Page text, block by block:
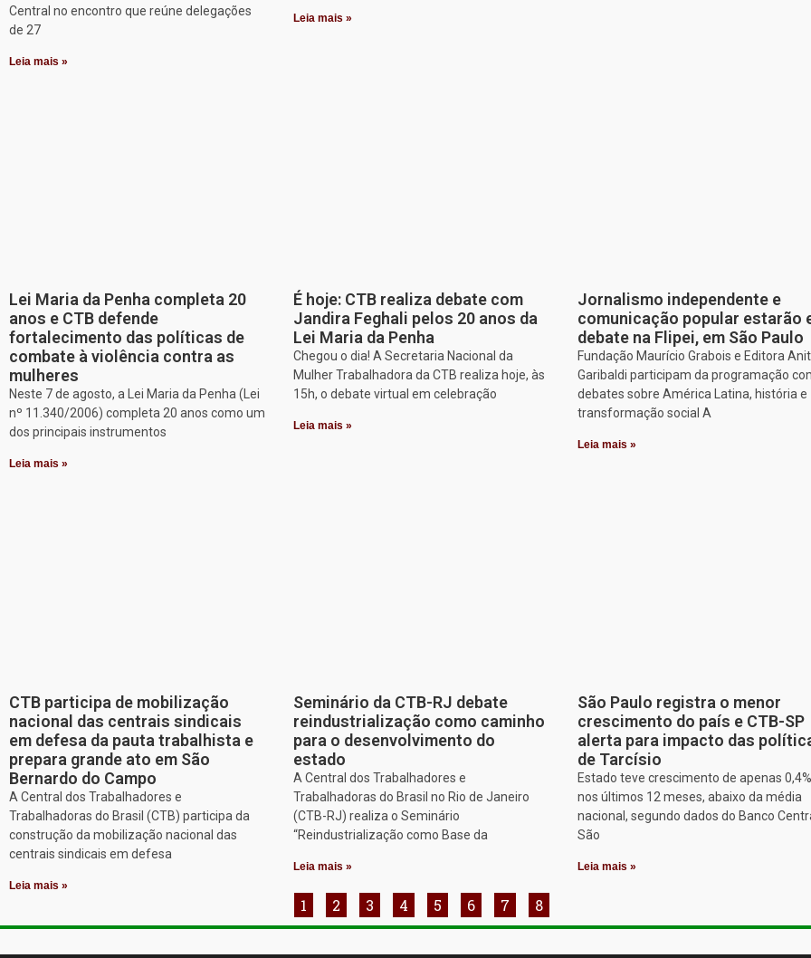
Central no encontro que reúne delegações
de 27
Leia mais »
Leia mais »
Lei Maria da Penha completa 20
anos e CTB defende
fortalecimento das políticas de
combate à violência contra as
mulheres
Neste 7 de agosto, a Lei Maria da Penha (Lei
nº 11.340/2006) completa 20 anos como um
dos principais instrumentos
Leia mais »
É hoje: CTB realiza debate com
Jandira Feghali pelos 20 anos da
Lei Maria da Penha
Chegou o dia! A Secretaria Nacional da
Mulher Trabalhadora da CTB realiza hoje, às
15h, o debate virtual em celebração
Leia mais »
Jornalismo independente e
comunicação popular estarão
debate na Flipei, em São Paulo
Fundação Maurício Grabois e Editora
Garibaldi participam da programação
debates sobre América Latina, história e
transformação social A
Leia mais »
CTB participa de mobilização
nacional das centrais sindicais
em defesa da pauta trabalhista e
prepara grande ato em São
Bernardo do Campo
A Central dos Trabalhadores e
Trabalhadoras do Brasil (CTB) participa da
construção da mobilização nacional das
centrais sindicais em defesa
Leia mais »
Seminário da CTB-RJ debate
reindustrialização como caminho
para o desenvolvimento do
estado
A Central dos Trabalhadores e
Trabalhadoras do Brasil no Rio de Janeiro
(CTB-RJ) realiza o Seminário
“Reindustrialização como Base da
Leia mais »
São Paulo registra o menor
crescimento do país e CTB-SP
alerta para impacto das
de Tarcísio
Estado teve crescimento de apenas 0,4%
nos últimos 12 meses, abaixo da média
nacional, segundo dados do Banco
São
Leia mais »
1 2 3 4 5 6 7 8